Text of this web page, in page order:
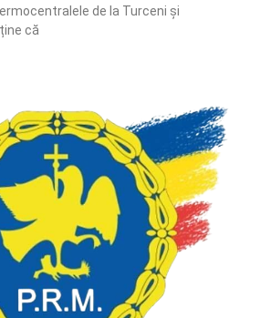
de la Turceni și
că